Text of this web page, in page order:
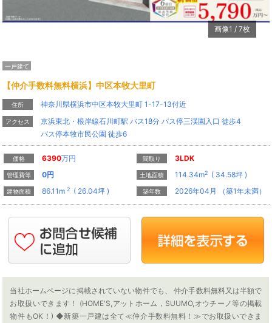
画像1 / 7枚
一戸建て
【仲介手数料無料横浜】中区本牧大里町
住所 神奈川県横浜市中区本牧大里町 1-17-13付近
アクセス
京浜東北・根岸線石川町駅 バス18分 バス停三渓園入口 徒歩4
バス停本牧市民公園 徒歩6
価格 6390万円
管理費等 0円
建物面積 86.11m 2( 26.04坪 )
間取り 3LDK
土地面積 114.34m2 ( 34.58坪 )
築年数 2026年04月 （築1年未満）
当社ホームページに掲載されていない物件でも、 仲介手数料無料又は半額で
お取扱いできます！ (HOME'S,アットホーム，SUUMO,オウチーノ等の掲載
物件もOK！) ◆新築一戸建は全て≪仲介手数料無料！≫でお取扱いできま